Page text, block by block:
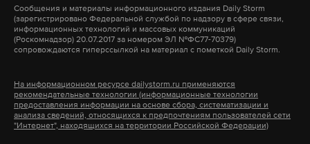
Макс Telegram
Дзен VK
#запад #пмэф #максим орешкин
Сообщения и материалы информационного издания Daily Storm
(зарегистрировано Федеральной службой по надзору в сфере связи,
информационных технологий и массовых коммуникаций
(Роскомнадзор) 20.07.2017 за номером ЭЛ №ФС77-70379)
сопровождаются гиперссылкой на материал с пометкой Daily Storm.
На информационном ресурсе dailystorm.ru применяются
рекомендательные технологии (информационные технологии
предоставления информации на основе сбора, систематизации и
анализа сведений, относящихся к предпочтениям пользователей сети
"Интернет", находящихся на территории Российской Федерации)